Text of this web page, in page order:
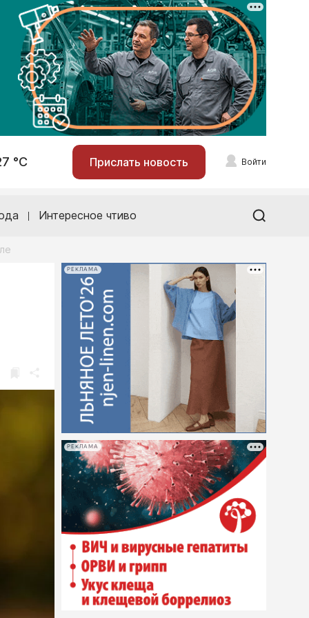
°С Прислать новость Войти
Интересное чтиво
РЕКЛАМА
РЕКЛАМА